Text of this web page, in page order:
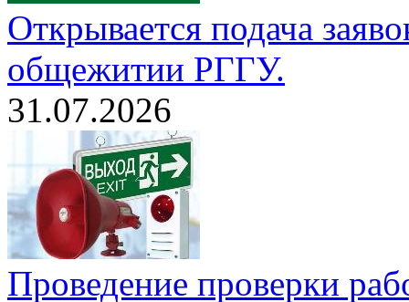
Открывается подача
общежитии РГГУ.
31.07.2026
Проведение проверки